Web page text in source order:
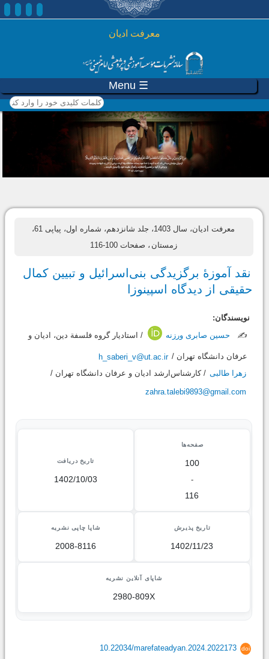
رفتن به محتوای اصلی
معرفت ادیان
☰ Menu
کلمات کلیدی خود را وارد
کنید
معرفت ادیان، سال 1403، جلد شانزدهم، شماره اول، پیاپی 61،
زمستان ، صفحات 100-116
نقد آموزۀ برگزیدگی بنی‌اسرائیل و تبیین کمال
حقیقی از دیدگاه اسپینوزا
نویسندگان:
✍️
حسین صابری ورزنه / استادیار گروه فلسفة دین، ادیان و
عرفان دانشگاه تهران / h_saberi_v@ut.ac.ir
زهرا طالبی / کارشناس‌ارشد ادیان و عرفان دانشگاه تهران /
zahra.talebi9893@gmail.com
صفحه‌ها
100
-
116
تاریخ دریافت
1402/10/03
تاریخ پذیرش
1402/11/23
شاپا چاپی نشریه
2008-8116
شاپای آنلاین نشریه
2980-809X
doi
10.22034/marefateadyan.2024.2022173